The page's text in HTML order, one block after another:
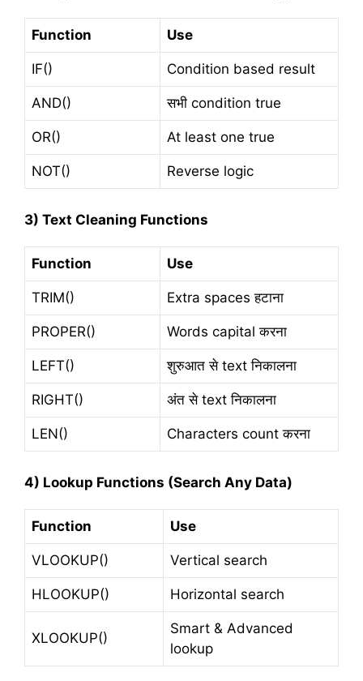
Function Use
IF() Condition based result
AND() सभी condition true
OR() At least one true
NOT() Reverse logic
3) Text Cleaning Functions
Function Use
TRIM() Extra spaces हटाना
PROPER() Words capital करना
LEFT() शुरुआत से text निकालना
RIGHT() अंत से text निकालना
LEN() Characters count करना
4) Lookup Functions (Search Any Data)
Function Use
VLOOKUP() Vertical search
HLOOKUP() Horizontal search
XLOOKUP()
Smart & Advanced
lookup